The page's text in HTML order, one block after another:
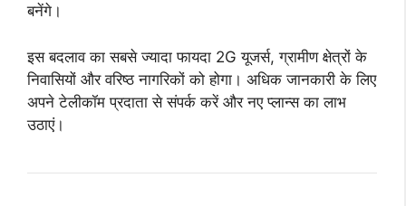
बनेंगे।
इस बदलाव का सबसे ज्यादा फायदा 2G यूजर्स, ग्रामीण क्षेत्रों के
निवासियों और वरिष्ठ नागरिकों को होगा। अधिक जानकारी के लिए
अपने टेलीकॉम प्रदाता से संपर्क करें और नए प्लान्स का लाभ
उठाएं।